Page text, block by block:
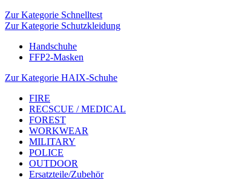
Zur Kategorie Schnelltest
Zur Kategorie Schutzkleidung
Handschuhe
FFP2-Masken
Zur Kategorie HAIX-Schuhe
FIRE
RECSCUE / MEDICAL
FOREST
WORKWEAR
MILITARY
POLICE
OUTDOOR
Ersatzteile/Zubehör